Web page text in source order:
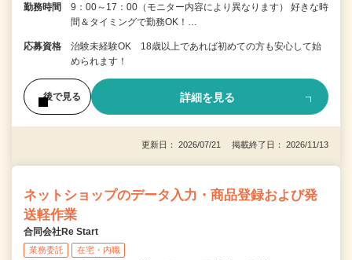
勤務時間
9：00～17：00（モニター内容により異なります） 好きな時
間＆タイミングで勤務OK！…
応募資格
治験未経験OK 18歳以上であれば初めての方も安心して始
められます！
後で見る 詳細を見る
更新日： 2026/07/21 掲載終了日： 2026/11/13
ネットショップのデータ入力・商品登録および発
送軽作業
合同会社Re Start
業務委託 在宅・内職